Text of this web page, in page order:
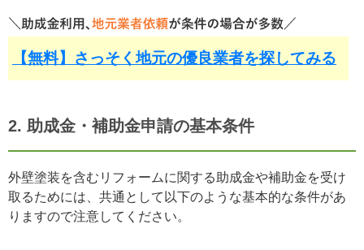
【無料】さっそく地元の優良業者を探してみる
2. 助成金・補助金申請の基本条件
外壁塗装を含むリフォームに関する助成金や補助金を受け
取るためには、共通として以下のような基本的な条件があ
りますので注意してください。